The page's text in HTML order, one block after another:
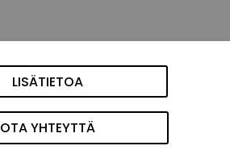
LISÄTIETOA
OTA YHTEYTTÄ